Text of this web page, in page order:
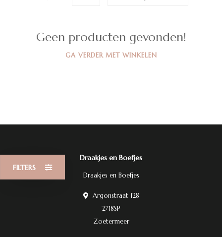
FILTERS
Geen producten gevonden!
GA VERDER MET WINKELEN
Draakjes en Boefjes
Draakjes en Boefjes
Argonstraat 128
2718SP
Zoetermeer